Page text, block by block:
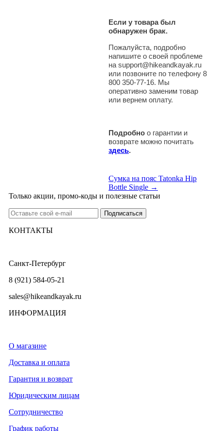
Если у товара был
обнаружен брак.
Пожалуйста, подробно
напишите о своей проблеме
на support@hikeandkayak.ru
или позвоните по телефону 8
800 350-77-16. Мы
оперативно заменим товар
или вернем оплату.
Подробно о гарантии и
возврате можно почитать
здесь.
Сумка на пояс Tatonka Hip
Bottle Single →
Только акции, промо-коды и полезные статьи
КОНТАКТЫ
Санкт-Петербург
8 (921) 584-05-21
sales@hikeandkayak.ru
ИНФОРМАЦИЯ
О магазине
Доставка и оплата
Гарантия и возврат
Юридическим лицам
Сотрудничество
График работы